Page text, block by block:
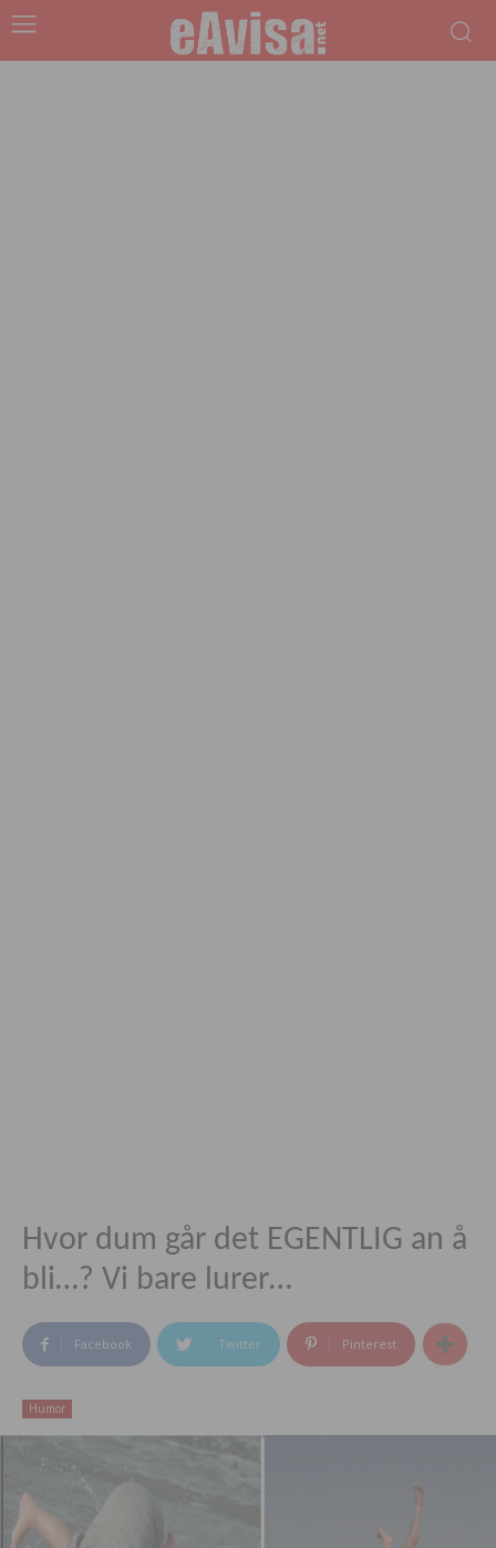
Hvor dum går det EGENTLIG an å
bli…? Vi bare lurer…
Facebook Twitter Pinterest
Humor